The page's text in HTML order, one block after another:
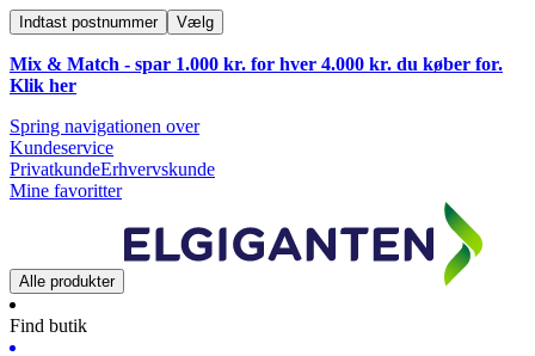
Indtast postnummer Vælg
Mix & Match - spar 1.000 kr. for hver 4.000 kr. du køber for.
Klik her
Spring navigationen over
Kundeservice
PrivatkundeErhvervskunde
Mine favoritter
Alle produkter
Find butik